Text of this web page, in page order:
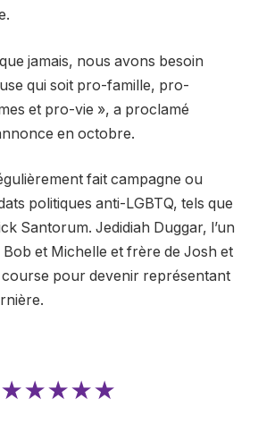
jamais, nous avons besoin
qui soit pro-famille, pro-
et pro-vie », a proclamé
en octobre.
fait campagne ou
politiques anti-LGBTQ, tels que
Santorum. Jedidiah Duggar, l’un
Bob et Michelle et frère de Josh et
pour devenir représentant
★★★★★